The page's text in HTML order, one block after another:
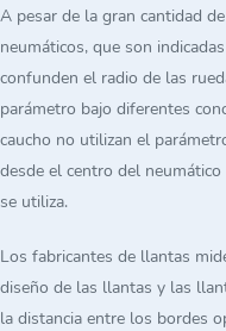
A pesar de la gran cantidad
neumáticos, que son
confunden el radio de las
parámetro bajo diferentes
caucho no utilizan el
desde el centro del
se utiliza.
Los fabricantes de llantas
diseño de las llantas y las
la distancia entre los bordes